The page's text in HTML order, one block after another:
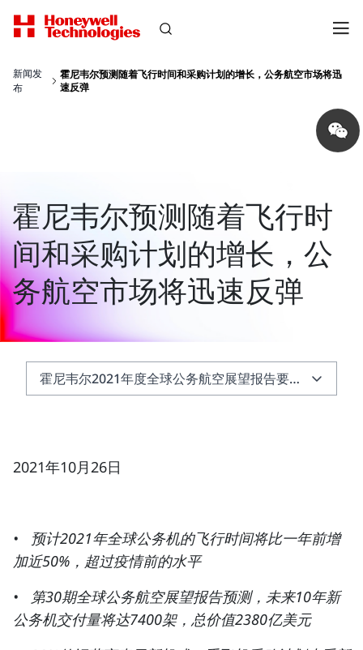
新闻发
布
霍尼韦尔预测随着飞行时间和采购计划的增长，公务航空市场将迅
速反弹
Share
on
wechat
霍尼韦尔预测随着飞行时
间和采购计划的增长，公
务航空市场将迅速反弹
霍尼韦尔2021年度全球公务航空展望报告要点一览：
各区域采购计划
调查方法
关于霍尼韦尔
2021年10月26日
• 预计2021年全球公务机的飞行时间将比一年前增
加近50%，超过疫情前的水平
• 第30期全球公务航空展望报告预测，未来10年新
公务机交付量将达7400架，总价值2380亿美元